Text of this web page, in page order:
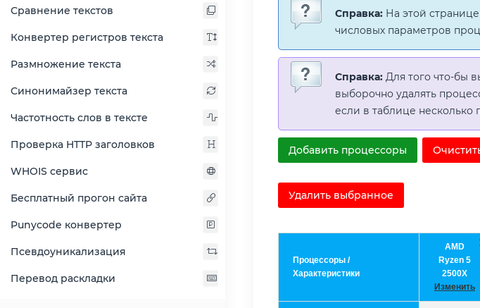
Сравнение текстов
Конвертер регистров текста
Размножение текста
Синонимайзер текста
Частотность слов в тексте
Проверка HTTP заголовков
WHOIS сервис
Бесплатный прогон сайта
Punycode конвертер
Псевдоуникализация
Перевод раскладки
Справка: На этой
числовых параметров
Справка: Для того что-бы
выборочно удалять
если в таблице несколько
Добавить процессоры
Удалить выбранное
Процессоры /
Характеристики
AMD
Ryzen 5
2500X
Изменить